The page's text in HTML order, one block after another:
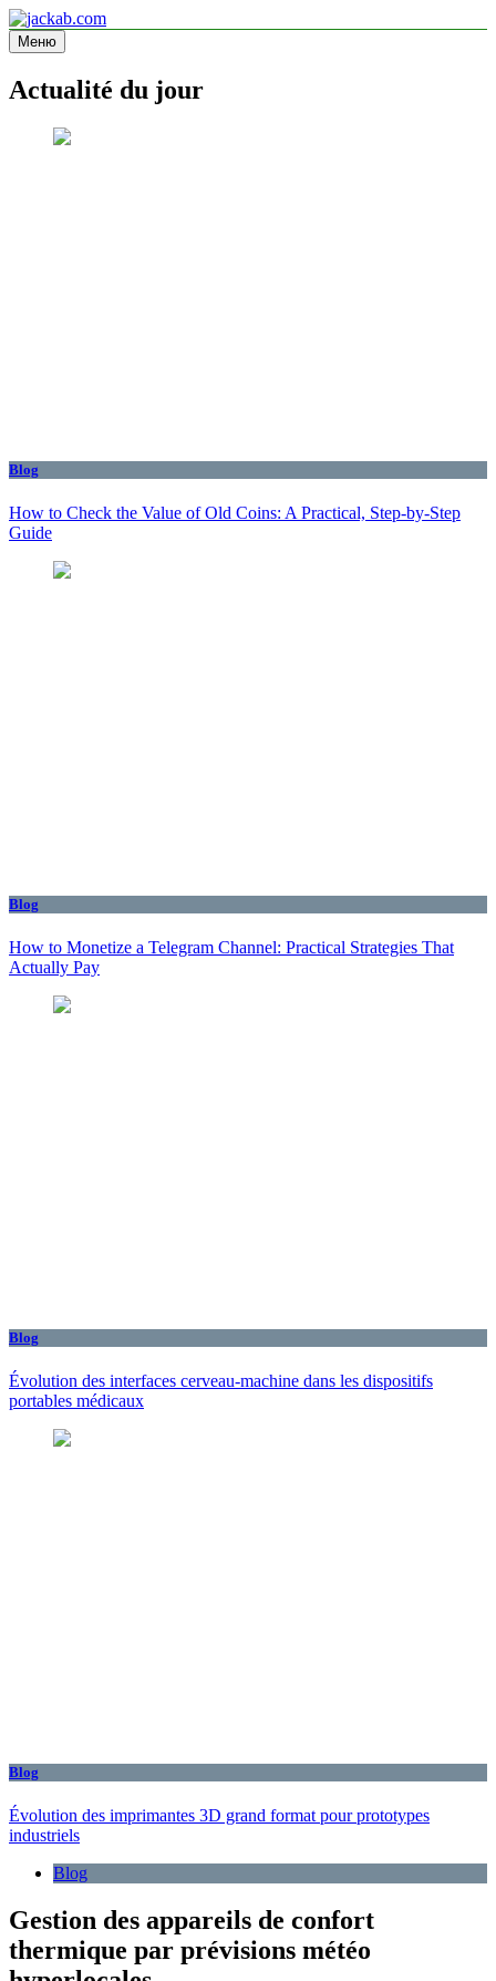
Перейти
к
содержимому
jackab.com
Site d'information
Меню
Actualité du jour
Blog
How to Check the Value of Old Coins: A Practical, Step-by-Step
Guide
Blog
How to Monetize a Telegram Channel: Practical Strategies That
Actually Pay
Blog
Évolution des interfaces cerveau-machine dans les dispositifs
portables médicaux
Blog
Évolution des imprimantes 3D grand format pour prototypes
industriels
Blog
Gestion des appareils de confort
thermique par prévisions météo